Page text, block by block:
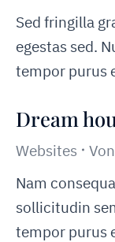
Sed fringilla
egestas sed.
tempor purus
Dream
Websites Von
Nam
sollicitudin
tempor purus